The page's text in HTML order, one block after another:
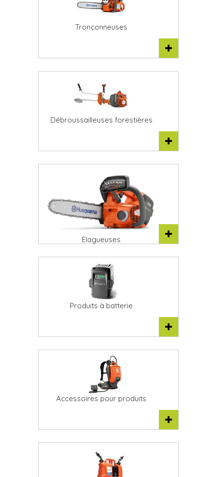
Tronçonneuses
Débroussailleuses forestières
Elagueuses
Produits à batterie
Accessoires pour produits